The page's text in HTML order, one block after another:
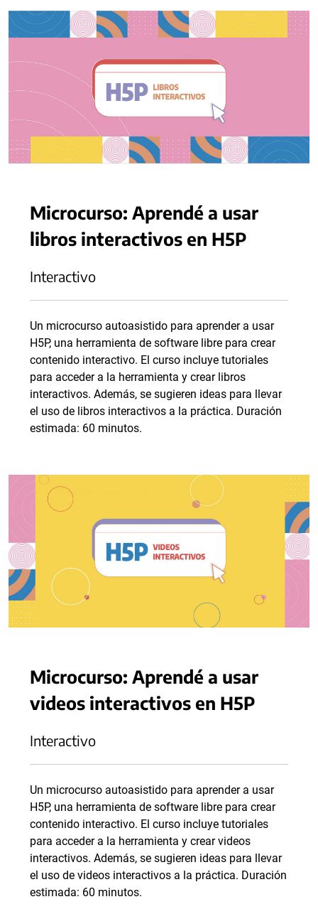
Microcurso: Aprendé a usar
libros interactivos en H5P
Interactivo
Un microcurso autoasistido para aprender a usar
H5P, una herramienta de software libre para crear
contenido interactivo. El curso incluye tutoriales
para acceder a la herramienta y crear libros
interactivos. Además, se sugieren ideas para llevar
el uso de libros interactivos a la práctica. Duración
estimada: 60 minutos.
Microcurso: Aprendé a usar
videos interactivos en H5P
Interactivo
Un microcurso autoasistido para aprender a usar
H5P, una herramienta de software libre para crear
contenido interactivo. El curso incluye tutoriales
para acceder a la herramienta y crear videos
interactivos. Además, se sugieren ideas para llevar
el uso de videos interactivos a la práctica. Duración
estimada: 60 minutos.